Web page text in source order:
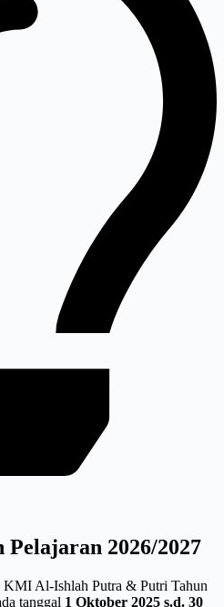
Pelajaran 2026/2027
KMI Al-Ishlah Putra & Putri Tahun
tanggal 1 Oktober 2025 s.d. 30